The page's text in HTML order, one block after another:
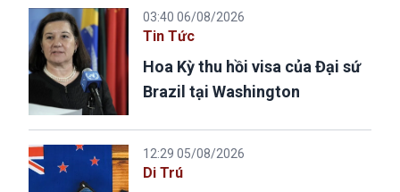
03:40 06/08/2026
Tin Tức
Hoa Kỳ thu hồi visa của Đại sứ
Brazil tại Washington
12:29 05/08/2026
Di Trú